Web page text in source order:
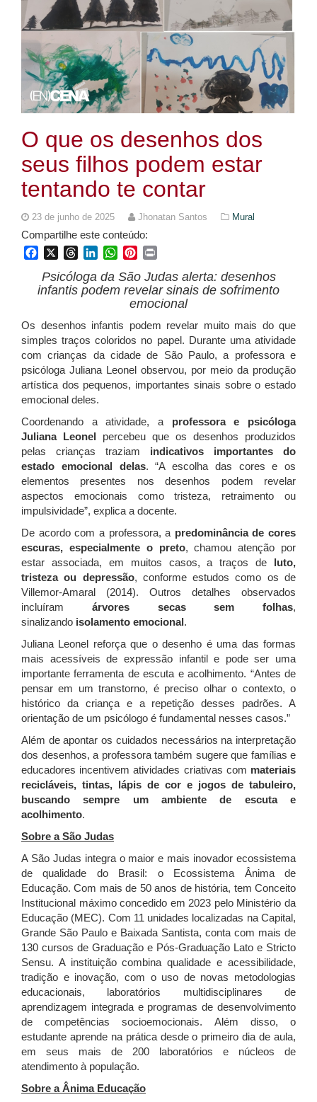
O que os desenhos dos
seus filhos podem estar
tentando te contar
23 de junho de 2025 Jhonatan Santos Mural
Compartilhe este conteúdo:
FacebookThreadsLinkedInWhatsApp
Pinterest
Psicóloga da São Judas alerta: desenhos
infantis podem revelar sinais de sofrimento
emocional
Os desenhos infantis podem revelar muito mais do que
simples traços coloridos no papel. Durante uma atividade
com crianças da cidade de São Paulo, a professora e
psicóloga Juliana Leonel observou, por meio da produção
artística dos pequenos, importantes sinais sobre o estado
emocional deles.
Coordenando a atividade, a
professora e psicóloga
Juliana Leonel
percebeu que os desenhos produzidos
pelas crianças traziam
indicativos importantes do
estado emocional delas. “A escolha das cores e os
elementos presentes nos desenhos podem revelar
aspectos emocionais como tristeza, retraimento ou
impulsividade”, explica a docente.
De acordo com a professora, a predominância de cores
escuras, especialmente o preto, chamou atenção por
estar associada, em muitos casos, a traços de
luto,
tristeza ou depressão, conforme estudos como os de
Villemor-Amaral (2014). Outros detalhes observados
incluíram
árvores secas sem folhas,
sinalizando isolamento emocional.
Juliana Leonel reforça que o desenho é uma das formas
mais acessíveis de expressão infantil e pode ser uma
importante ferramenta de escuta e acolhimento. “Antes de
pensar em um transtorno, é preciso olhar o contexto, o
histórico da criança e a repetição desses padrões. A
orientação de um psicólogo é fundamental nesses casos.”
Além de apontar os cuidados necessários na interpretação
dos desenhos, a professora também sugere que famílias e
educadores incentivem atividades criativas com materiais
recicláveis, tintas, lápis de cor e jogos de tabuleiro,
buscando sempre um ambiente de escuta e
acolhimento.
Sobre a São Judas
A São Judas integra o maior e mais inovador ecossistema
de qualidade do Brasil: o Ecossistema Ânima de
Educação. Com mais de 50 anos de história, tem Conceito
Institucional máximo concedido em 2023 pelo Ministério da
Educação (MEC). Com 11 unidades localizadas na Capital,
Grande São Paulo e Baixada Santista, conta com mais de
130 cursos de Graduação e Pós-Graduação Lato e Stricto
Sensu. A instituição combina qualidade e acessibilidade,
tradição e inovação, com o uso de novas metodologias
educacionais, laboratórios multidisciplinares de
aprendizagem integrada e programas de desenvolvimento
de competências socioemocionais. Além disso, o
estudante aprende na prática desde o primeiro dia de aula,
em seus mais de 200 laboratórios e núcleos de
atendimento à população.
Sobre a Ânima Educação